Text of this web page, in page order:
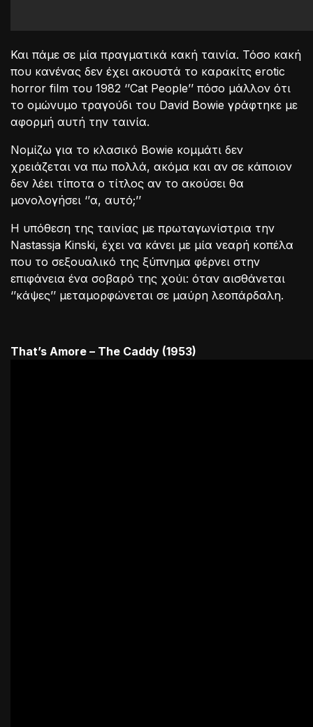
Και πάμε σε μία πραγματικά κακή ταινία. Τόσο κακή
που κανένας δεν έχει ακουστά το καρακίτς erotic
horror film του 1982 ‘’Cat People’’ πόσο μάλλον ότι
το ομώνυμο τραγούδι του David Bowie γράφτηκε με
αφορμή αυτή την ταινία.
Νομίζω για το κλασικό Bowie κομμάτι δεν
χρειάζεται να πω πολλά, ακόμα και αν σε κάποιον
δεν λέει τίποτα ο τίτλος αν το ακούσει θα
μονολογήσει ‘’α, αυτό;’’
Η υπόθεση της ταινίας με πρωταγωνίστρια την
Nastassja Kinski, έχει να κάνει με μία νεαρή κοπέλα
που το σεξουαλικό της ξύπνημα φέρνει στην
επιφάνεια ένα σοβαρό της χούι: όταν αισθάνεται
‘’κάψες’’ μεταμορφώνεται σε μαύρη λεοπάρδαλη.
That’s Amore – The Caddy (1953)